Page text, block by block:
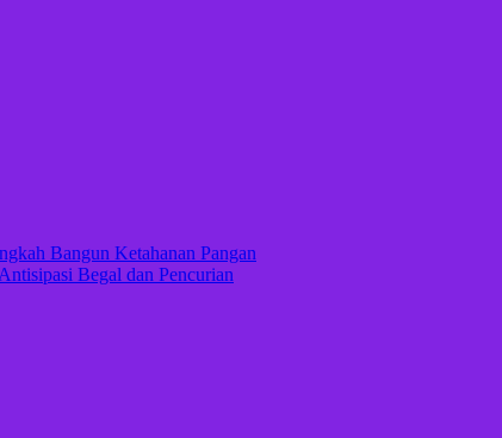
Bangun Ketahanan Pangan
Begal dan Pencurian